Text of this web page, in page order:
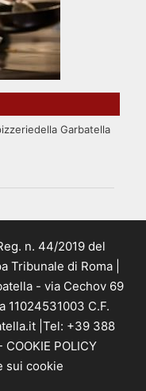
Garbatella
n. 44/2019 del
Tribunale di Roma |
- via Cechov 69
11024531003 C.F.
|Tel: +39 388
COOKIE POLICY
sui cookie